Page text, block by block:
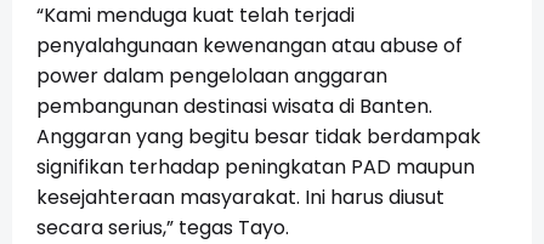
“Kami menduga kuat telah terjadi
penyalahgunaan kewenangan atau abuse of
power dalam pengelolaan anggaran
pembangunan destinasi wisata di Banten.
Anggaran yang begitu besar tidak berdampak
signifikan terhadap peningkatan PAD maupun
kesejahteraan masyarakat. Ini harus diusut
secara serius,” tegas Tayo.